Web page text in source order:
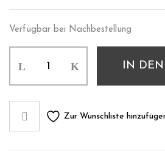
Verfügbar bei Nachbestellung
IN DEN
Zur Wunschliste